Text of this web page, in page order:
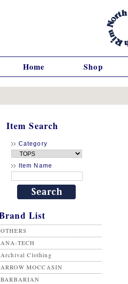
Home Shop
Item Search
Category
Item Name
List
OTHERS
ANA-TECH
Archival Clothing
ARROW MOCCASIN
BARBARIAN